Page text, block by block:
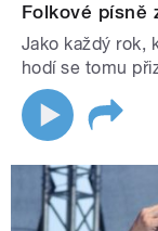
Folkové písně
Jako každý rok,
hodí se tomu